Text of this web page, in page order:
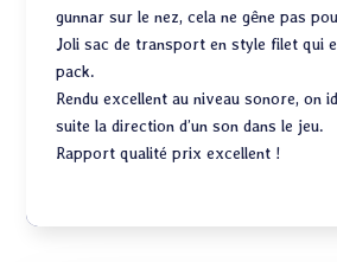
gunnar sur le nez, cela ne gêne pas
Joli sac de transport en style filet qui
pack.
Rendu excellent au niveau sonore, on
suite la direction d’un son dans le jeu.
Rapport qualité prix excellent !